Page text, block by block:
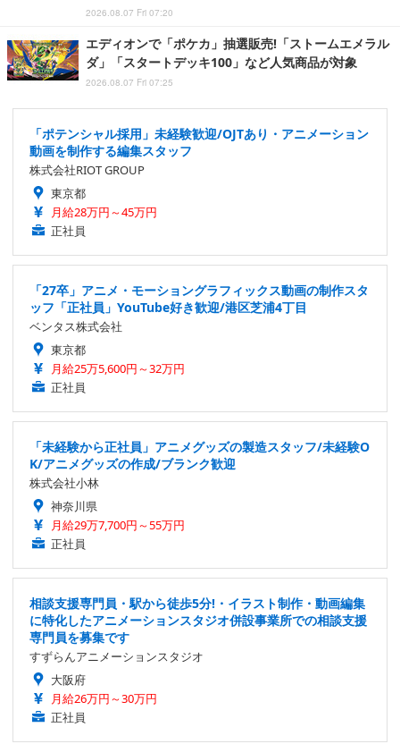
2026.08.07 Fri 07:20
エディオンで「ポケカ」抽選販売!「ストームエメラル
ダ」「スタートデッキ100」など人気商品が対象
2026.08.07 Fri 07:25
「ポテンシャル採用」未経験歓迎/OJTあり・アニメーション
動画を制作する編集スタッフ
株式会社RIOT GROUP
東京都
月給28万円～45万円
正社員
「27卒」アニメ・モーショングラフィックス動画の制作スタ
ッフ「正社員」YouTube好き歓迎/港区芝浦4丁目
ベンタス株式会社
東京都
月給25万5,600円～32万円
正社員
「未経験から正社員」アニメグッズの製造スタッフ/未経験O
K/アニメグッズの作成/ブランク歓迎
株式会社小林
神奈川県
月給29万7,700円～55万円
正社員
相談支援専門員・駅から徒歩5分!・イラスト制作・動画編集
に特化したアニメーションスタジオ併設事業所での相談支援
専門員を募集です
すずらんアニメーションスタジオ
大阪府
月給26万円～30万円
正社員